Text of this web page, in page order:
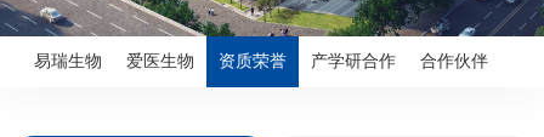
易瑞生物 爱医生物 资质荣誉 产学研合作 合作伙伴